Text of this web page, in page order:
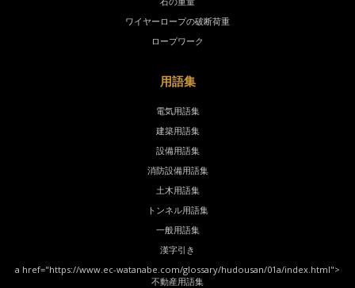
ワイヤーロープの破断荷重
ロープワーク
用語集
電気用語集
建築用語集
設備用語集
消防設備用語集
土木用語集
トンネル用語集
一般用語集
漢字引き
a href="https://www.ec-watanabe.com/glossary/hudousan/01a/index.html">
不動産用語集